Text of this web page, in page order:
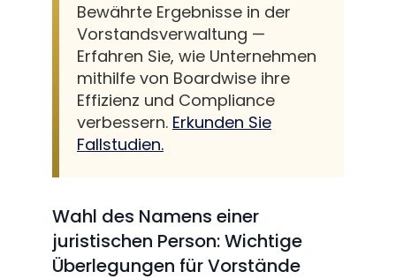
Bewährte Ergebnisse in der
Vorstandsverwaltung —
Erfahren Sie, wie Unternehmen
mithilfe von Boardwise ihre
Effizienz und Compliance
verbessern. Erkunden Sie
Fallstudien.
Wahl des Namens einer
juristischen Person: Wichtige
Überlegungen für Vorstände